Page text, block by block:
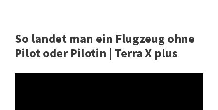
So landet man ein Flugzeug ohne
Pilot oder Pilotin | Terra X plus